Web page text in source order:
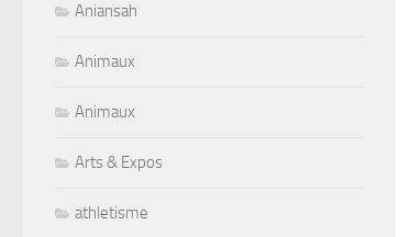
Aniansah
Animaux
Animaux
Arts & Expos
athletisme